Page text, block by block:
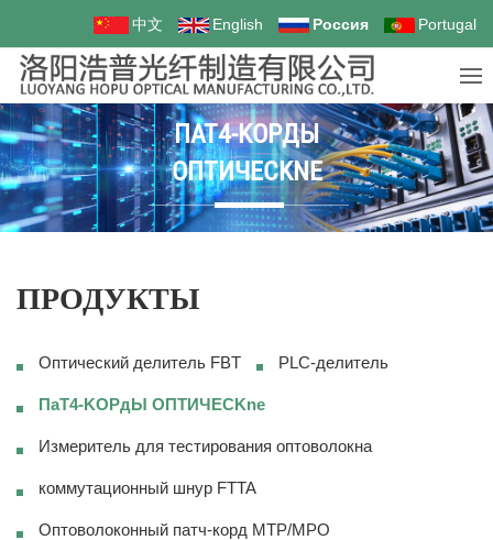
中文 English Россия Portugal
ΠAT4-KOPДЫ
OПTИЧECKNE
ПРОДУКТЫ
Оптический делитель FBT PLC-делитель
ΠaT4-KOPдЫ OПTИЧECKne
Измеритель для тестирования оптоволокна
коммутационный шнур FTTA
Оптоволоконный патч-корд MTP/MPO